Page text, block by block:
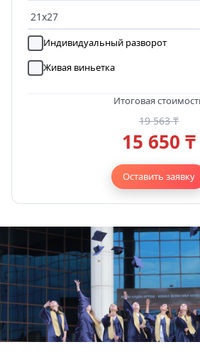
Индивидуальный разворот
Живая виньетка
Итоговая
19 563 ₸
15 650 ₸
Оставить заявку